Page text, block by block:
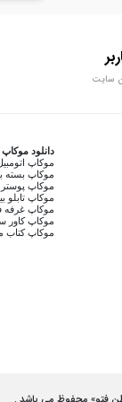
سایت
دانلود موکاپ
موکاپ
موکاپ بسته
موکاپ پوستر
موکاپ تابلو
موکاپ غرفه
موکاپ کاور
موکاپ کتاب